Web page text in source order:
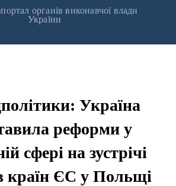
органів виконавчої влади
України
Україна
реформи у
сфері на зустрічі
країн ЄС у Польщі